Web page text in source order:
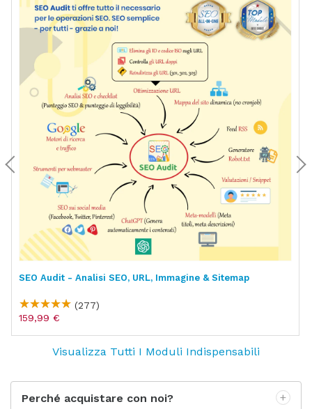
SEO Audit - Analisi SEO, URL, Immagine & Sitemap
(277)
159,99 €
Visualizza Tutti I Moduli Indispensabili
Perché acquistare con noi?